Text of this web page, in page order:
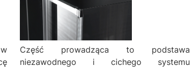
Część prowadząca to podstawa
niezawodnego i cichego systemu